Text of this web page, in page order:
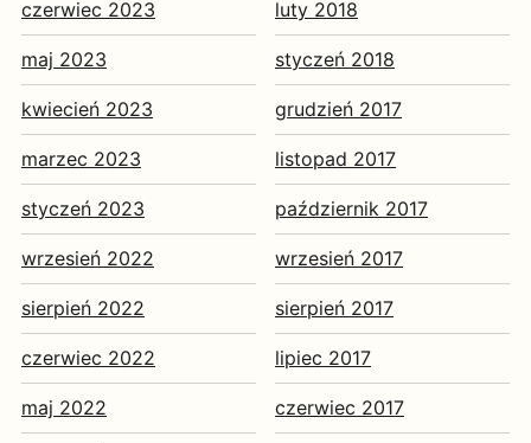
czerwiec 2023
maj 2023
kwiecień 2023
marzec 2023
styczeń 2023
wrzesień 2022
sierpień 2022
czerwiec 2022
maj 2022
luty 2018
styczeń 2018
grudzień 2017
listopad 2017
październik 2017
wrzesień 2017
sierpień 2017
lipiec 2017
czerwiec 2017